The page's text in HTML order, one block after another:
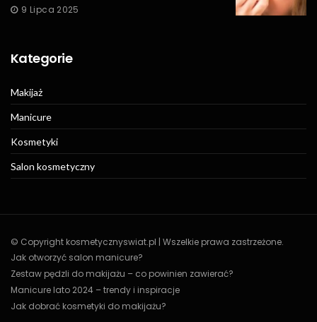
9 Lipca 2025
Kategorie
Makijaż
Manicure
Kosmetyki
Salon kosmetyczny
© Copyright kosmetycznyswiat.pl | Wszelkie prawa zastrzeżone.
Jak otworzyć salon manicure?
Zestaw pędzli do makijażu – co powinien zawierać?
Manicure lato 2024 – trendy i inspiracje
Jak dobrać kosmetyki do makijażu?